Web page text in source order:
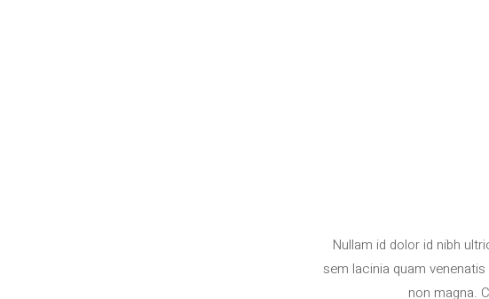
Nullam id dolor id nibh
sem lacinia quam
non magna.